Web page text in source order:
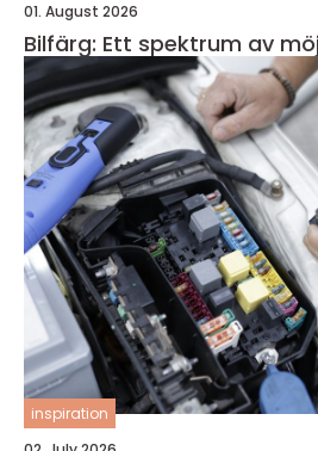
01. August 2026
Bilfärg: Ett spektrum av
inspiration